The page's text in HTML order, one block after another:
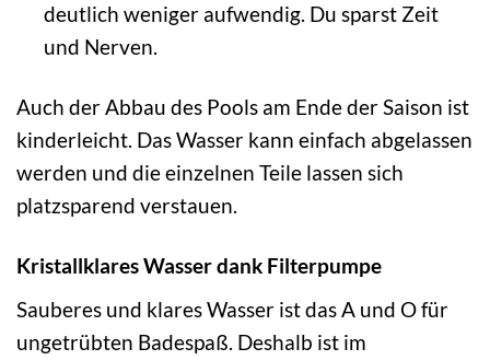
deutlich weniger aufwendig. Du sparst Zeit
und Nerven.
Auch der Abbau des Pools am Ende der Saison ist
kinderleicht. Das Wasser kann einfach abgelassen
werden und die einzelnen Teile lassen sich
platzsparend verstauen.
Kristallklares Wasser dank Filterpumpe
Sauberes und klares Wasser ist das A und O für
ungetrübten Badespaß. Deshalb ist im